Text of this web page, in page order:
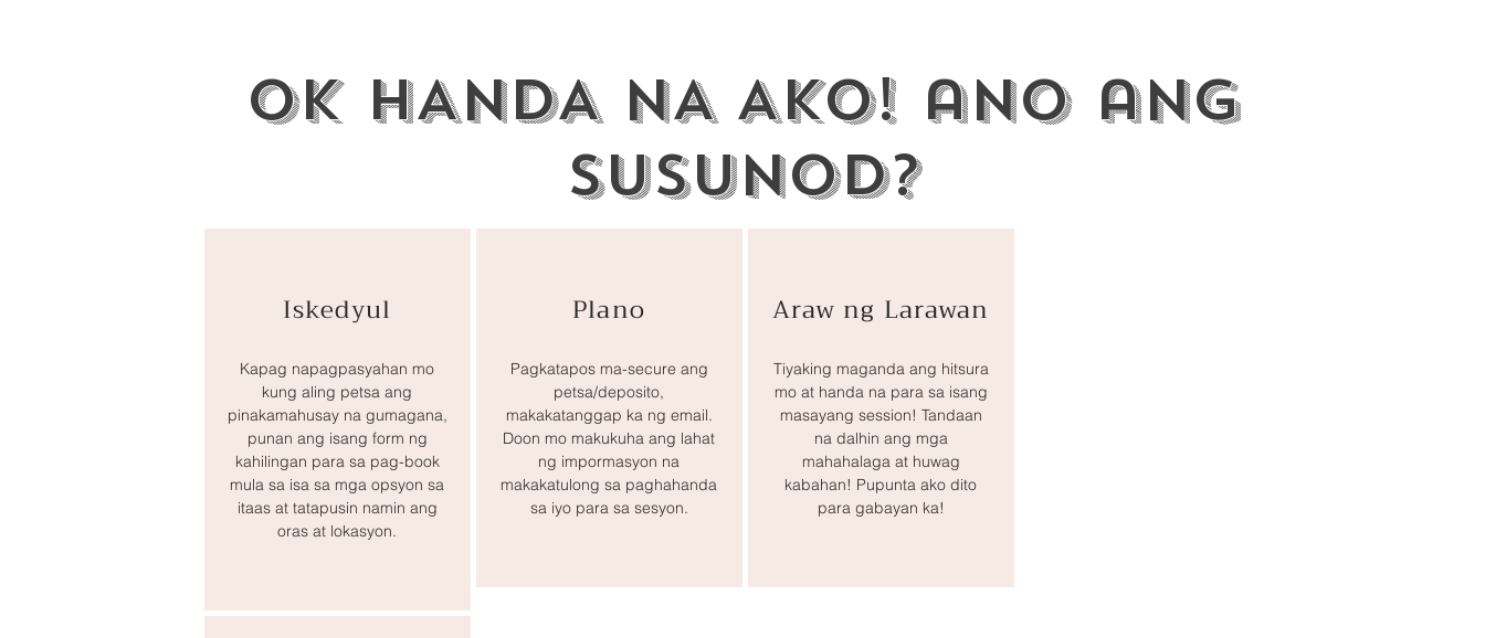
ok HANDA NA AKO! ano ang
susunod?
Iskedyul
Kapag napagpasyahan mo
kung aling petsa ang
pinakamahusay na gumagana,
punan ang isang form ng
kahilingan para sa pag-book
mula sa isa sa mga opsyon sa
itaas at tatapusin namin ang
oras at lokasyon.
Plano
Pagkatapos ma-secure ang
petsa/deposito,
makakatanggap ka ng email.
Doon mo makukuha ang lahat
ng impormasyon na
makakatulong sa paghahanda
sa iyo para sa sesyon.
Araw ng Larawan
Tiyaking maganda ang hitsura
mo at handa na para sa isang
masayang session! Tandaan
na dalhin ang mga
mahahalaga at huwag
kabahan! Pupunta ako dito
para gabayan ka!